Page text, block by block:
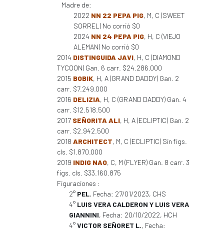
Madre de:
2022 NN 22 PEPA PIG, M, C (SWEET
SORREL) No corrió $0
2024 NN 24 PEPA PIG, H, C (VIEJO
ALEMAN) No corrió $0
2014 DISTINGUIDA JAVI, H, C (DIAMOND
TYCOON) Gan. 6 carr. $24.286.000
2015 BOBIK, H, A (GRAND DADDY) Gan. 2
carr. $7.249.000
2016 DELIZIA, H, C (GRAND DADDY) Gan. 4
carr. $12.518.500
2017 SEÑORITA ALI, H, A (ECLIPTIC) Gan. 2
carr. $2.942.500
2018 ARCHITECT, M, C (ECLIPTIC) Sin figs.
cls. $1.870.000
2019 INDIG NAO, C, M (FLYER) Gan. 8 carr. 3
figs. cls. $33.160.875
Figuraciones :
2° PEL, Fecha: 27/01/2023, CHS
4° LUIS VERA CALDERON Y LUIS VERA
GIANNINI, Fecha: 20/10/2022, HCH
4°VICTOR SEÑORET L., Fecha: